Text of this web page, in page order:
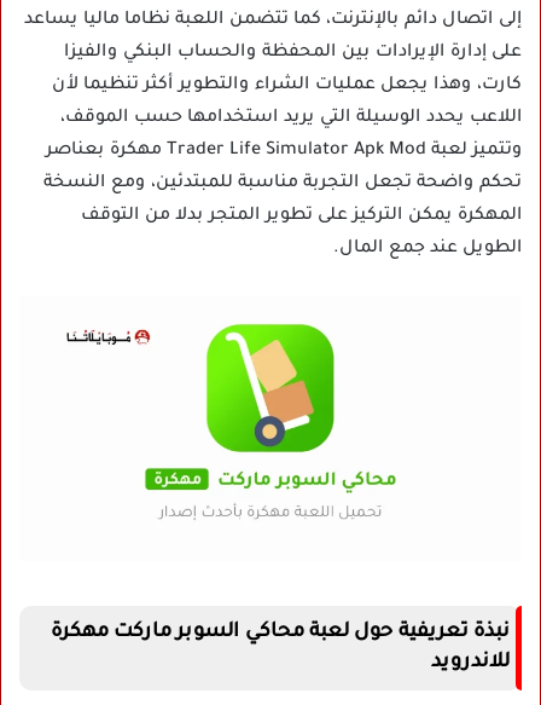
إلى اتصال دائم بالإنترنت، كما تتضمن اللعبة نظاما ماليا يساعد
على إدارة الإيرادات بين المحفظة والحساب البنكي والفيزا
كارت، وهذا يجعل عمليات الشراء والتطوير أكثر تنظيما لأن
اللاعب يحدد الوسيلة التي يريد استخدامها حسب الموقف،
وتتميز لعبة Trader Life Simulator Apk Mod مهكرة بعناصر
تحكم واضحة تجعل التجربة مناسبة للمبتدئين، ومع النسخة
المهكرة يمكن التركيز على تطوير المتجر بدلا من التوقف
الطويل عند جمع المال.
نبذة تعريفية حول لعبة محاكي السوبر ماركت مهكرة
للاندرويد